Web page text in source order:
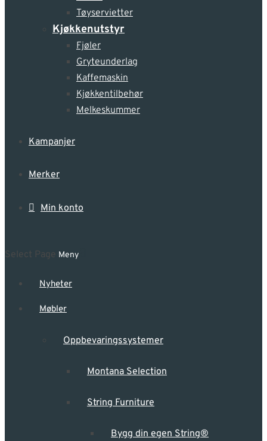
Tøyservietter
Kjøkkenutstyr
Fjøler
Gryteunderlag
Kaffemaskin
Kjøkkentilbehør
Melkeskummer
Kampanjer
Merker
Min konto
Select Page
Nyheter
Møbler
Oppbevarings­systemer
Montana Selection
String Furniture
Bygg din egen String®